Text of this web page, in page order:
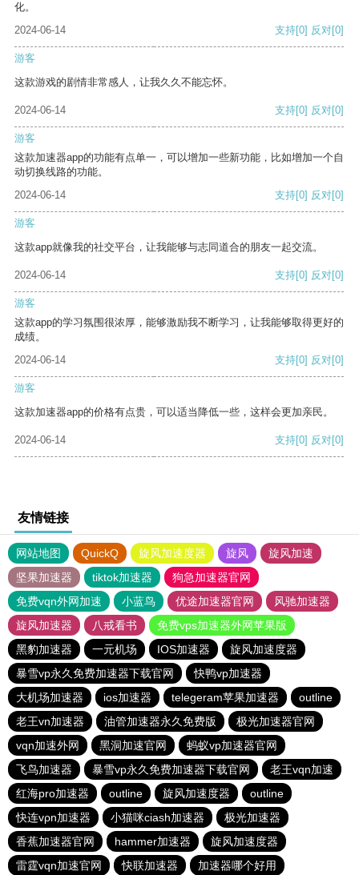
化。
2024-06-14
支持[0] 反对[0]
游客
这款游戏的剧情非常感人，让我久久不能忘怀。
2024-06-14 支持[0] 反对[0]
游客
这款加速器app的功能有点单一，可以增加一些新功能，比如增加一个自
动切换线路的功能。
2024-06-14
支持[0] 反对[0]
游客
这款app就像我的社交平台，让我能够与志同道合的朋友一起交流。
2024-06-14 支持[0] 反对[0]
游客
这款app的学习氛围很浓厚，能够激励我不断学习，让我能够取得更好的
成绩。
2024-06-14
支持[0] 反对[0]
游客
这款加速器app的价格有点贵，可以适当降低一些，这样会更加亲民。
2024-06-14 支持[0] 反对[0]
友情链接
网站地图 QuickQ 旋风加速度器 旋风
旋风加速
坚果加速器
tiktok加速器
狗急加速器官网
免费vqn外网加速
小蓝鸟 优途加速器官网
风驰加速器
旋风加速器
八戒看书
免费vps加速器外网苹果版
黑豹加速器
一元机场 IOS加速器
旋风加速度器
暴雪vp永久免费加速器下载官网
快鸭vp加速器
大机场加速器
ios加速器 telegeram苹果加速器
outline
老王vn加速器
油管加速器永久免费版
极光加速器官网
vqn加速外网
黑洞加速官网
蚂蚁vp加速器官网
飞鸟加速器
暴雪vp永久免费加速器下载官网
老王vqn加速
红海pro加速器
outline 旋风加速度器
outline
快连vρn加速器
小猫咪ciash加速器
极光加速器
香蕉加速器官网
hammer加速器
旋风加速度器
雷霆vqn加速官网
快联加速器 加速器哪个好用